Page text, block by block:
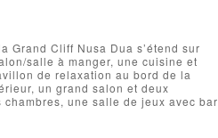
Grand Cliff Nusa Dua s’étend sur
salle à manger, une cuisine et
de relaxation au bord de la
un grand salon et deux
chambres, une salle de jeux avec bar